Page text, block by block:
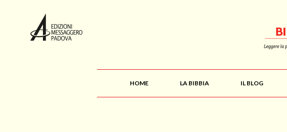
HOME LA BIBBIA IL BLOG